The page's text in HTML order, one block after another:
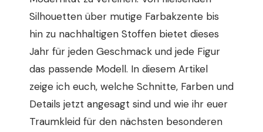
Silhouetten über mutige Farbakzente bis
hin zu nachhaltigen Stoffen bietet dieses
Jahr für jeden Geschmack und jede Figur
das passende Modell. In diesem Artikel
zeige ich euch, welche Schnitte, Farben und
Details jetzt angesagt sind und wie ihr euer
Traumkleid für den nächsten besonderen